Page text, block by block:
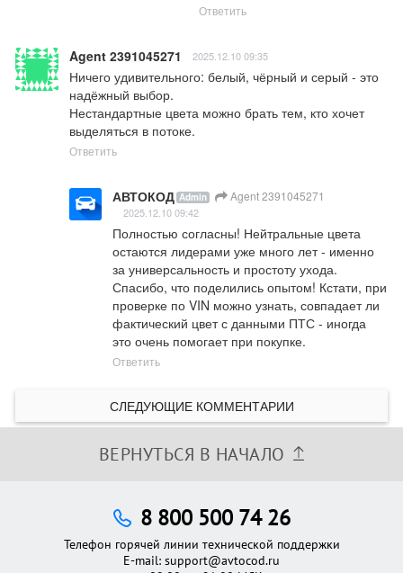
Ответить
Agent 2391045271 2025.12.10 09:35
Ничего удивительного: белый, чёрный и серый - это
надёжный выбор.
Нестандартные цвета можно брать тем, кто хочет
выделяться в потоке.
Ответить
АВТОКОД Admin Agent 2391045271
2025.12.10 09:42
Полностью согласны! Нейтральные цвета
остаются лидерами уже много лет - именно
за универсальность и простоту ухода.
Спасибо, что поделились опытом! Кстати, при
проверке по VIN можно узнать, совпадает ли
фактический цвет с данными ПТС - иногда
это очень помогает при покупке.
Ответить
СЛЕДУЮЩИЕ КОММЕНТАРИИ
ВЕРНУТЬСЯ В НАЧАЛО
8 800 500 74 26
Телефон горячей линии технической поддержки
E-mail: support@avtocod.ru